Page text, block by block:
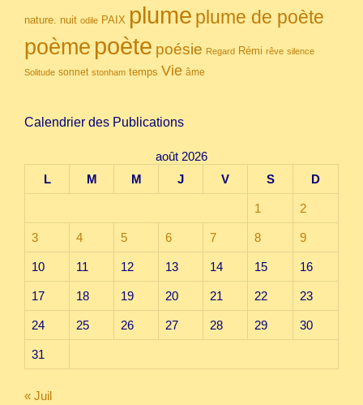
nature. nuit odile PAIX plume plume de poète
poème poète poésie Regard Rémi rêve silence
Solitude sonnet stonham temps Vie âme
Calendrier des Publications
août 2026
L
M M J V S D
1 2
3 4 5 6 7 8 9
10 11 12 13 14 15 16
17 18 19 20 21 22 23
24 25 26 27 28 29 30
31
« Juil